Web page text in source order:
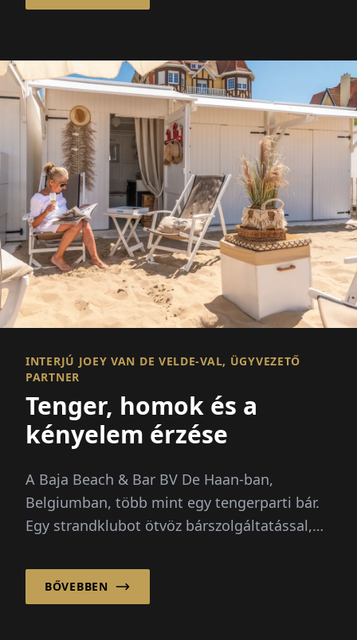
INTERJÚ JOEY VAN DE VELDE-VAL, ÜGYVEZETŐ
PARTNER
Tenger, homok és a
kényelem érzése
A Baja Beach & Bar BV De Haan-ban,
Belgiumban, több mint egy tengerparti bár.
Egy strandklubot ötvöz bárszolgáltatással,
BŐVEBBEN